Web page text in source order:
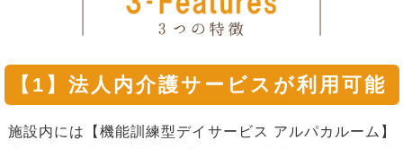
【1】法人内介護サービスが利用可能
施設内には【機能訓練型デイサービス アルパカルーム】